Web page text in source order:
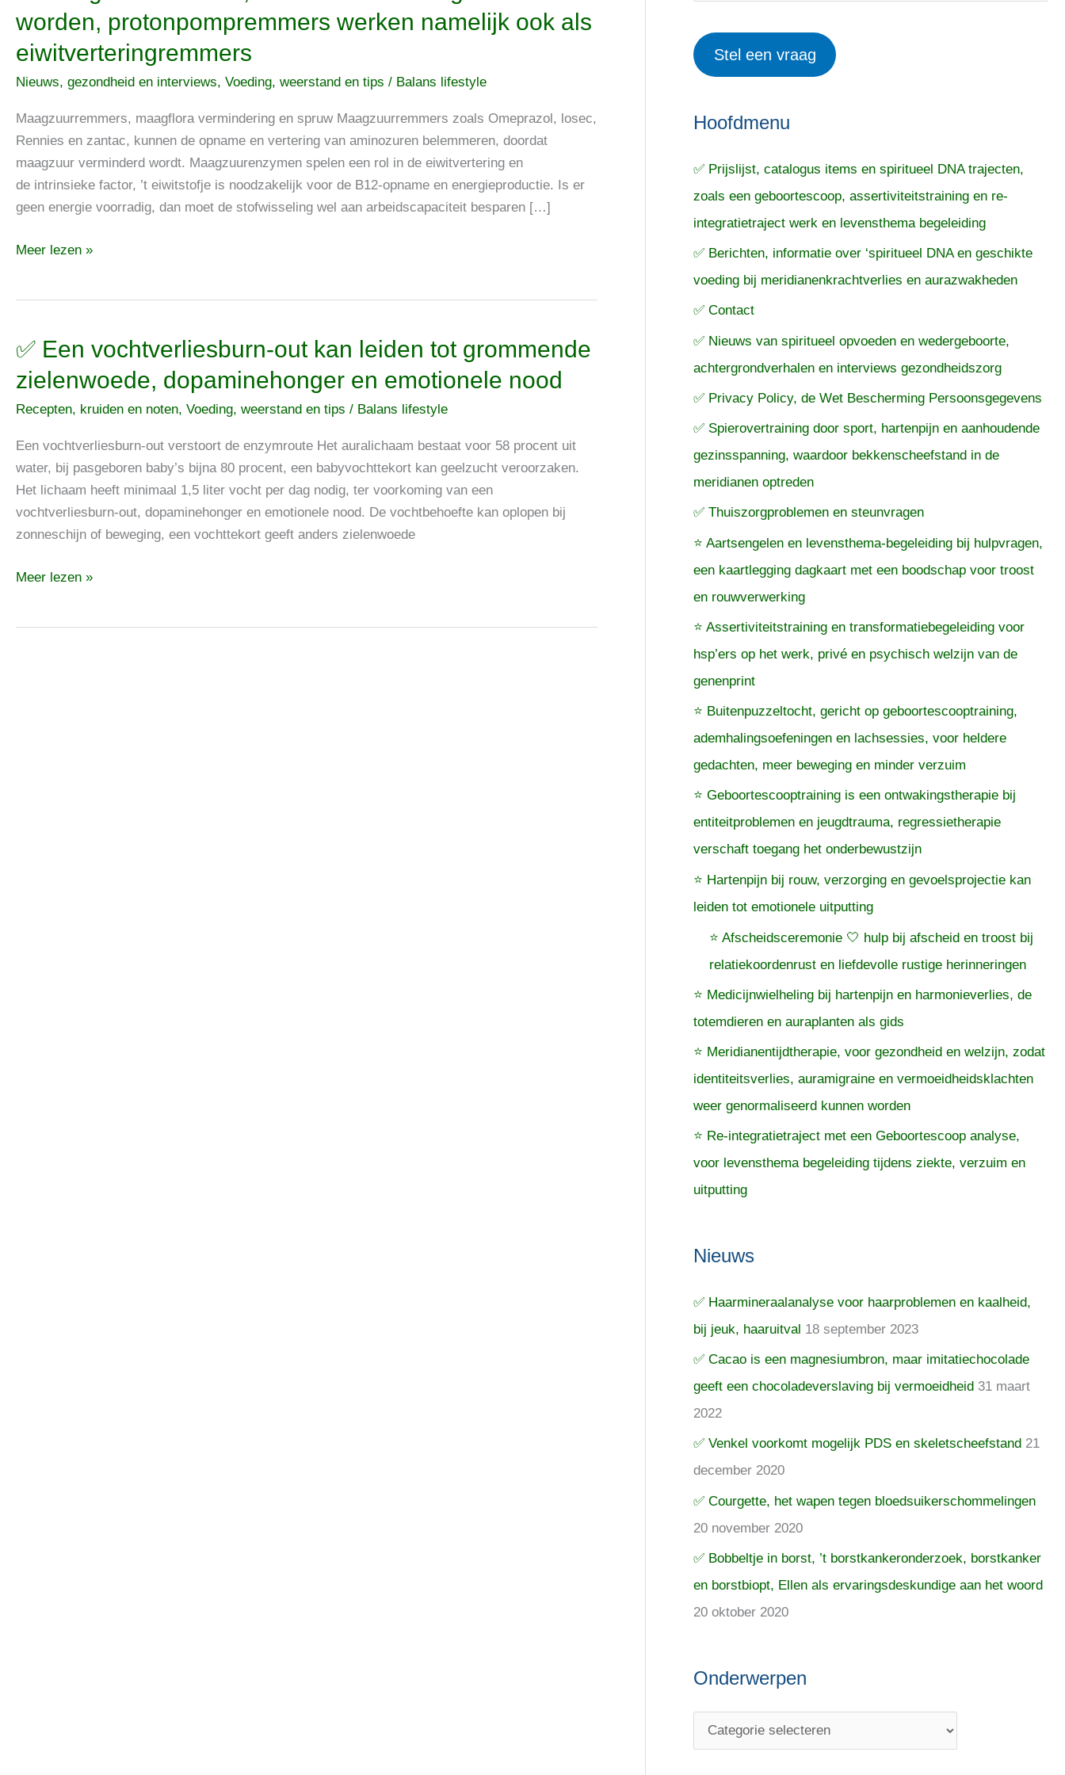
worden, protonpompremmers werken namelijk ook als
eiwitverteringremmers
Nieuws, gezondheid en interviews, Voeding, weerstand en tips / Balans lifestyle
Maagzuurremmers, maagflora vermindering en spruw Maagzuurremmers zoals Omeprazol, losec,
Rennies en zantac, kunnen de opname en vertering van aminozuren belemmeren, doordat
maagzuur verminderd wordt. Maagzuurenzymen spelen een rol in de eiwitvertering en
de intrinsieke factor, ’t eiwitstofje is noodzakelijk voor de B12-opname en energieproductie. Is er
geen energie voorradig, dan moet de stofwisseling wel aan arbeidscapaciteit besparen […]
Maagzuurremmers,
weet
waarvoor
ze
worden,
protonpompremmers
werken
namelijk
ook
eiwitverteringremmers
Meer lezen »
✅ Een vochtverliesburn-out kan leiden tot grommende
zielenwoede, dopaminehonger en emotionele nood
Recepten, kruiden en noten, Voeding, weerstand en tips / Balans lifestyle
Een vochtverliesburn-out verstoort de enzymroute Het auralichaam bestaat voor 58 procent uit
water, bij pasgeboren baby’s bijna 80 procent, een babyvochttekort kan geelzucht veroorzaken.
Het lichaam heeft minimaal 1,5 liter vocht per dag nodig, ter voorkoming van een
vochtverliesburn-out, dopaminehonger en emotionele nood. De vochtbehoefte kan oplopen bij
zonneschijn of beweging, een vochttekort geeft anders zielenwoede
✅
vochtverliesburn-
out
leiden
tot
grommende
zielenwoede,
dopaminehonger
Meer lezen »
e
n
e
k
a
r
:
Stel een vraag
Hoofdmenu
✅ Prijslijst, catalogus items en spiritueel DNA trajecten,
zoals een geboortescoop, assertiviteitstraining en re-
integratietraject werk en levensthema begeleiding
✅ Berichten, informatie over ‘spiritueel DNA en geschikte
voeding bij meridianenkrachtverlies en aurazwakheden
✅ Contact
✅ Nieuws van spiritueel opvoeden en wedergeboorte,
achtergrondverhalen en interviews gezondheidszorg
✅ Privacy Policy, de Wet Bescherming Persoonsgegevens
✅ Spierovertraining door sport, hartenpijn en aanhoudende
gezinsspanning, waardoor bekkenscheefstand in de
meridianen optreden
✅ Thuiszorgproblemen en steunvragen
⭐ Aartsengelen en levensthema-begeleiding bij hulpvragen,
een kaartlegging dagkaart met een boodschap voor troost
en rouwverwerking
⭐ Assertiviteitstraining en transformatiebegeleiding voor
hsp’ers op het werk, privé en psychisch welzijn van de
genenprint
⭐ Buitenpuzzeltocht, gericht op geboortescooptraining,
ademhalingsoefeningen en lachsessies, voor heldere
gedachten, meer beweging en minder verzuim
⭐ Geboortescooptraining is een ontwakingstherapie bij
entiteitproblemen en jeugdtrauma, regressietherapie
verschaft toegang het onderbewustzijn
⭐ Hartenpijn bij rouw, verzorging en gevoelsprojectie kan
leiden tot emotionele uitputting
⭐ Afscheidsceremonie 🤍 hulp bij afscheid en troost bij
relatiekoordenrust en liefdevolle rustige herinneringen
⭐ Medicijnwielheling bij hartenpijn en harmonieverlies, de
totemdieren en auraplanten als gids
⭐ Meridianentijdtherapie, voor gezondheid en welzijn, zodat
identiteitsverlies, auramigraine en vermoeidheidsklachten
weer genormaliseerd kunnen worden
⭐ Re-integratietraject met een Geboortescoop analyse,
voor levensthema begeleiding tijdens ziekte, verzuim en
uitputting
Nieuws
✅ Haarmineraalanalyse voor haarproblemen en kaalheid,
bij jeuk, haaruitval 18 september 2023
✅ Cacao is een magnesiumbron, maar imitatiechocolade
geeft een chocoladeverslaving bij vermoeidheid 31 maart
2022
✅ Venkel voorkomt mogelijk PDS en skeletscheefstand 21
december 2020
✅ Courgette, het wapen tegen bloedsuikerschommelingen
20 november 2020
✅ Bobbeltje in borst, ’t borstkankeronderzoek, borstkanker
en borstbiopt, Ellen als ervaringsdeskundige aan het woord
20 oktober 2020
Onderwerpen
p
n